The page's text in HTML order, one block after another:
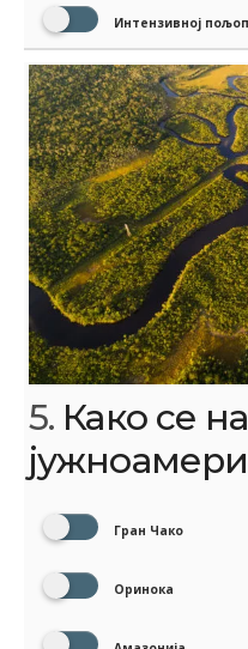
Интензивној
5. Како се
Гран Чако
Оринока